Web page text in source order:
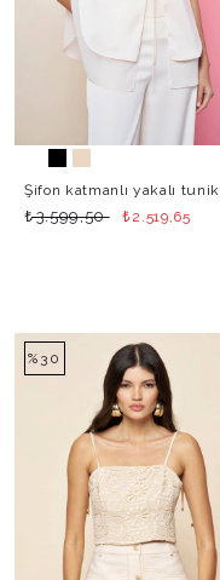
Şifon katmanlı yakalı tunik
₺3.599,50 ₺2.519,65
%30